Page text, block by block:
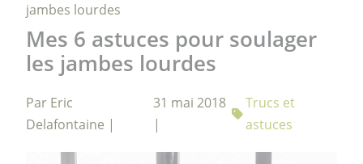
jambes lourdes
Mes 6 astuces pour soulager
les jambes lourdes
Par Eric
Delafontaine |
31 mai 2018
|
Trucs et
astuces